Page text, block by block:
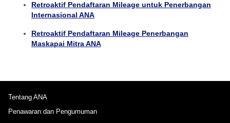
Retroaktif Pendaftaran Mileage untuk Penerbangan
Internasional ANA
Retroaktif Pendaftaran Mileage Penerbangan
Maskapai Mitra ANA
Tentang ANA
Penawaran dan Pengumuman